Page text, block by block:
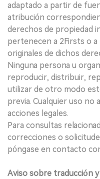
adaptado a partir de
atribución
derechos de propiedad
pertenecen a 2Firsts o
originales de dichos
Ninguna persona u
reproducir, distribuir,
utilizar de otro modo
previa. Cualquier uso no
acciones legales.
Para consultas
correcciones o
póngase en contacto
Aviso sobre traducción